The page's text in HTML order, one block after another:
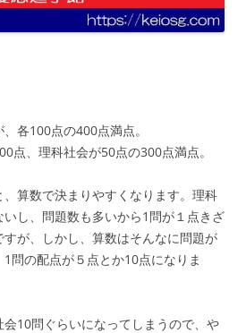
各100点の400点満点。
点、理科社会が50点の300点満点。
算数で決まりやすくなります。理科
し、問題数も多いから1問が１点きざ
が、しかし、算数はそんなに問題が
問の配点が５点とか10点になりま
10問ぐらいになってしまうので、や